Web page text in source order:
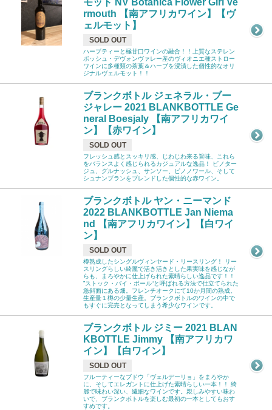
モット NV Botanica Flower Girl Ve
rmouth 【南アフリカワイン】【ヴ
ェルモット】
SOLD OUT
ハーブティーと極甘口ワインの融合！！上質なステレン
ボッシュ・デヴォンヴァレー産のヴィオニエ種ストロー
ワインに多種類の茶葉＆ハーブを浸漬した個性的なオリ
ジナルヴェルモット！！
ブランクボトル ジェネラル・ブー
ジャレー 2021 BLANKBOTTLE Ge
neral Boesjaly 【南アフリカワイ
ン】【赤ワイン】
SOLD OUT
フレッシュ感とスッキリ感、じわじわ来る旨味、これら
をバランスよく感じられるカジュアルな逸品！ ピノター
ジュ、グルナッシュ、サンソー、ピノノワール、そして
シュナンブランをブレンドした個性的な赤ワイン。
ブランクボトル ヤン・ニーマンド
2022 BLANKBOTTLE Jan Niema
nd 【南アフリカワイン】【白ワイ
ン】
SOLD OUT
樽熟成したシングルヴィンヤード・リースリング！ リー
スリングらしい綺麗で活き活きとした果実味を感じなが
らも、まろやかに仕上げられた素晴らしい逸品です！！
”ストック・バイ・ポール“と呼ばれる方法で仕立てられた
急斜面にある畑。フレンチオークにて10か月間の熟成。
生産量１樽の少量生産。ブランクボトルのワインの中で
もすぐに完売となってしまう希少なワインです。
ブランクボトル ジミー 2021 BLAN
KBOTTLE Jimmy 【南アフリカワ
イン】【白ワイン】
SOLD OUT
フルーティーなブドウ「ヴェルデーリョ」をまろやか
に、そしてエレガントに仕上げた素晴らしい一本！！ 綺
麗で味わい深い、繊細なワインです。親しみやすい味わ
いで、ブランクボトルを楽しむ最初の一本としてもおす
すめです。